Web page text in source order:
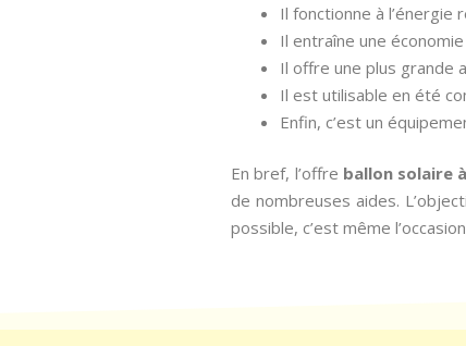
Il fonctionne à l’énergie
Il entraîne une
Il offre une plus grande
Il est utilisable en été
Enfin, c’est un
En bref, l’offre ballon solaire
de nombreuses aides.
possible, c’est même